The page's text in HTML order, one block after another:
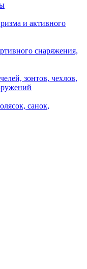
и активного
снаряжения,
зонтов, чехлов,
санок,